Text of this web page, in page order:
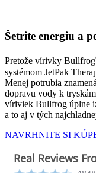
Šetrite energiu a
Pretože vírivky Bullfrog
systémom JetPak
Menej potrubia
dopravu vody k
víriviek Bullfrog úplne
a to aj v tých
NAVRHNITE SI
Real Reviews